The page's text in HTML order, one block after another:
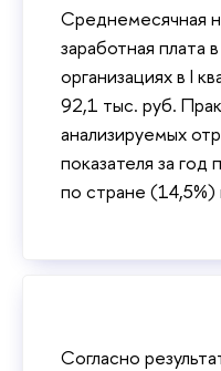
Среднемесячная
заработная плата
организациях в I
92,1 тыс. руб.
анализируемых
показателя за
по стране
Согласно